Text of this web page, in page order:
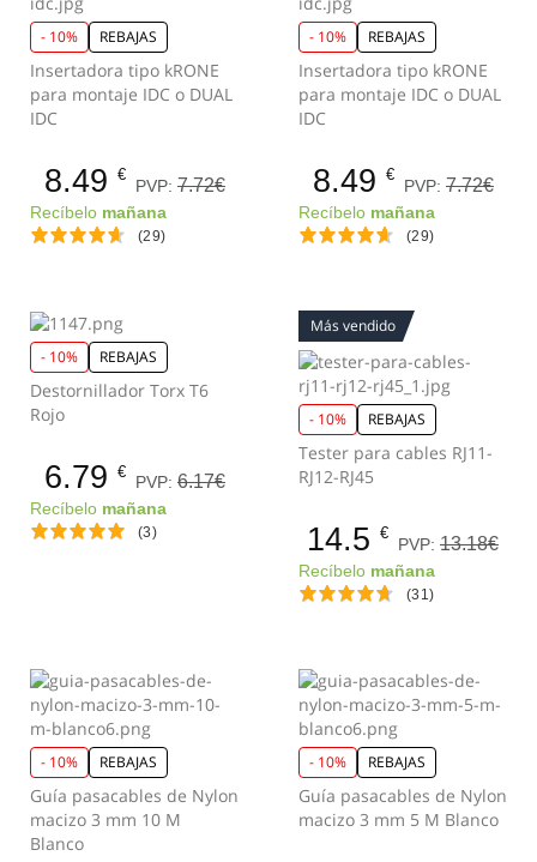
- 10% REBAJAS
Insertadora tipo kRONE
para montaje IDC o DUAL
IDC
8.49 €
PVP: 7.72€
Recíbelo mañana
(29)
- 10% REBAJAS
Insertadora tipo kRONE
para montaje IDC o DUAL
IDC
8.49 €
PVP: 7.72€
Recíbelo mañana
(29)
- 10% REBAJAS
Destornillador Torx T6
Rojo
6.79 €
PVP: 6.17€
Recíbelo mañana
(3)
Más vendido
- 10% REBAJAS
Tester para cables RJ11-
RJ12-RJ45
14.5 €
PVP: 13.18€
Recíbelo mañana
(31)
- 10% REBAJAS
Guía pasacables de Nylon
macizo 3 mm 10 M
Blanco
- 10% REBAJAS
Guía pasacables de Nylon
macizo 3 mm 5 M Blanco